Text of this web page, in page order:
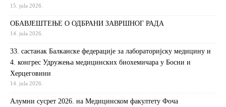
15. jula 2026.
ОБАВЈЕШТЕЊЕ О ОДБРАНИ ЗАВРШНОГ РАДА
14. jula 2026.
33. састанак Балканске федерације за лабораторијску медицину и
4. конгрес Удружења медицинских биохемичара у Босни и
Херцеговини
14. jula 2026.
Алумни сусрет 2026. на Медицинском факултету Фоча